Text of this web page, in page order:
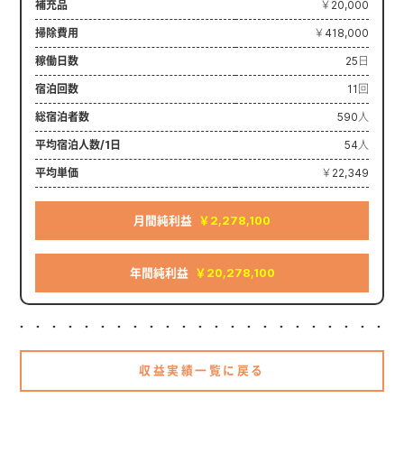
補充品 ￥20,000
掃除費用 ￥418,000
稼働日数 25日
宿泊回数 11回
総宿泊者数 590人
平均宿泊人数/1日 54人
平均単価 ￥22,349
月間純利益 ￥2,278,100
年間純利益 ￥20,278,100
収益実績一覧に戻る